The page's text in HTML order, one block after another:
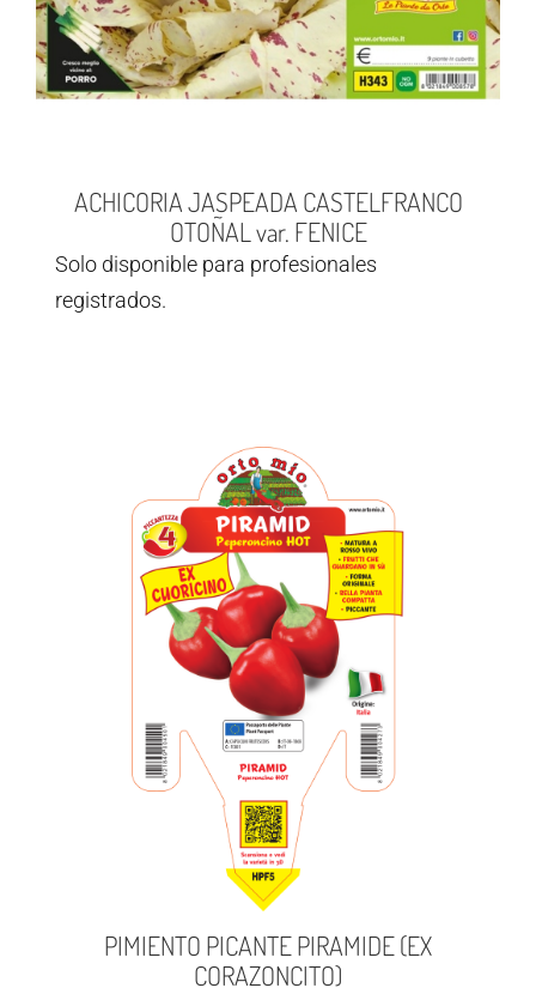
ACHICORIA JASPEADA CASTELFRANCO
OTOÑAL var. FENICE
Solo disponible para profesionales
registrados.
PIMIENTO PICANTE PIRAMIDE (EX
CORAZONCITO)